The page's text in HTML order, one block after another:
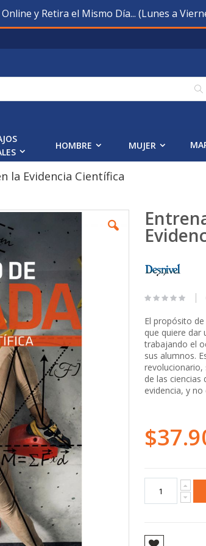
y Retira el Mismo Día... (Lunes a
HOMBRE MUJER
la Evidencia Científica
El propósito
que quiere dar
trabajando el
sus alumnos.
revolucionario,
de las
evidencia, y no